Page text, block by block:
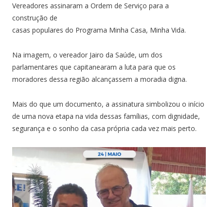
Vereadores assinaram a Ordem de Serviço para a
construção de
casas populares do Programa Minha Casa, Minha Vida.
Na imagem, o vereador Jairo da Saúde, um dos
parlamentares que capitanearam a luta para que os
moradores dessa região alcançassem a moradia digna.
Mais do que um documento, a assinatura simbolizou o início
de uma nova etapa na vida dessas famílias, com dignidade,
segurança e o sonho da casa própria cada vez mais perto.